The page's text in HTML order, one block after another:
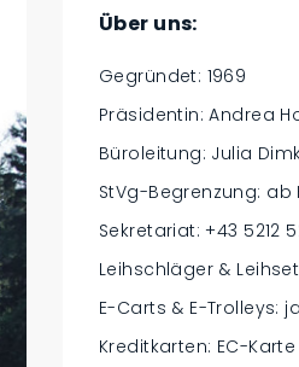
Über uns:
Gegründet: 1969
Präsidentin: Andrea
Büroleitung: Julia
StVg-Begrenzung: ab
Sekretariat: +43 5212
Leihschläger &
E-Carts & E-Trolleys: ja
Kreditkarten: EC-